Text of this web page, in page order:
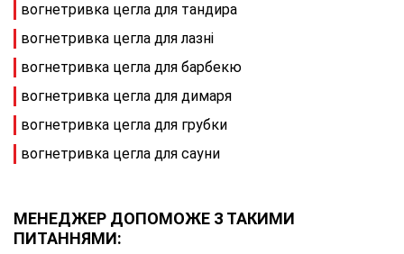
вогнетривка цегла для тандира
вогнетривка цегла для лазні
вогнетривка цегла для барбекю
вогнетривка цегла для димаря
вогнетривка цегла для грубки
вогнетривка цегла для сауни
МЕНЕДЖЕР ДОПОМОЖЕ З ТАКИМИ
ПИТАННЯМИ: